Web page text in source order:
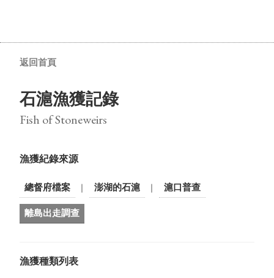
返回首頁
石滬漁獲記錄
Fish of Stoneweirs
漁獲紀錄來源
總督府檔案 澎湖的石滬 滬口普查
離島出走調查
漁獲種類列表